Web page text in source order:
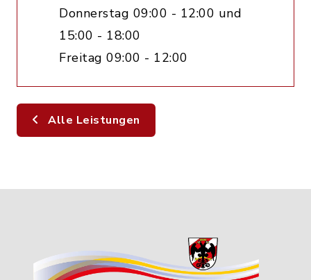
Donnerstag 09:00 - 12:00 und
15:00 - 18:00
Freitag 09:00 - 12:00
Alle Leistungen